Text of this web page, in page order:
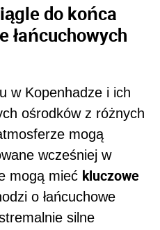
do końca
łańcuchowych
w Kopenhadze i ich
ośrodków z różnych
mogą
wcześniej w
mogą mieć kluczowe
o łańcuchowe
silne